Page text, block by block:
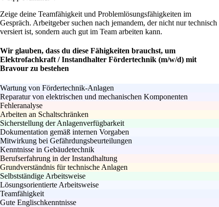
Zeige deine Teamfähigkeit und Problemlösungsfähigkeiten im
Gespräch. Arbeitgeber suchen nach jemandem, der nicht nur technisch
versiert ist, sondern auch gut im Team arbeiten kann.
Wir glauben, dass du diese Fähigkeiten brauchst, um
Elektrofachkraft / Instandhalter Fördertechnik (m/w/d) mit
Bravour zu bestehen
Wartung von Fördertechnik-Anlagen
Reparatur von elektrischen und mechanischen Komponenten
Fehleranalyse
Arbeiten an Schaltschränken
Sicherstellung der Anlagenverfügbarkeit
Dokumentation gemäß internen Vorgaben
Mitwirkung bei Gefährdungsbeurteilungen
Kenntnisse in Gebäudetechnik
Berufserfahrung in der Instandhaltung
Grundverständnis für technische Anlagen
Selbstständige Arbeitsweise
Lösungsorientierte Arbeitsweise
Teamfähigkeit
Gute Englischkenntnisse